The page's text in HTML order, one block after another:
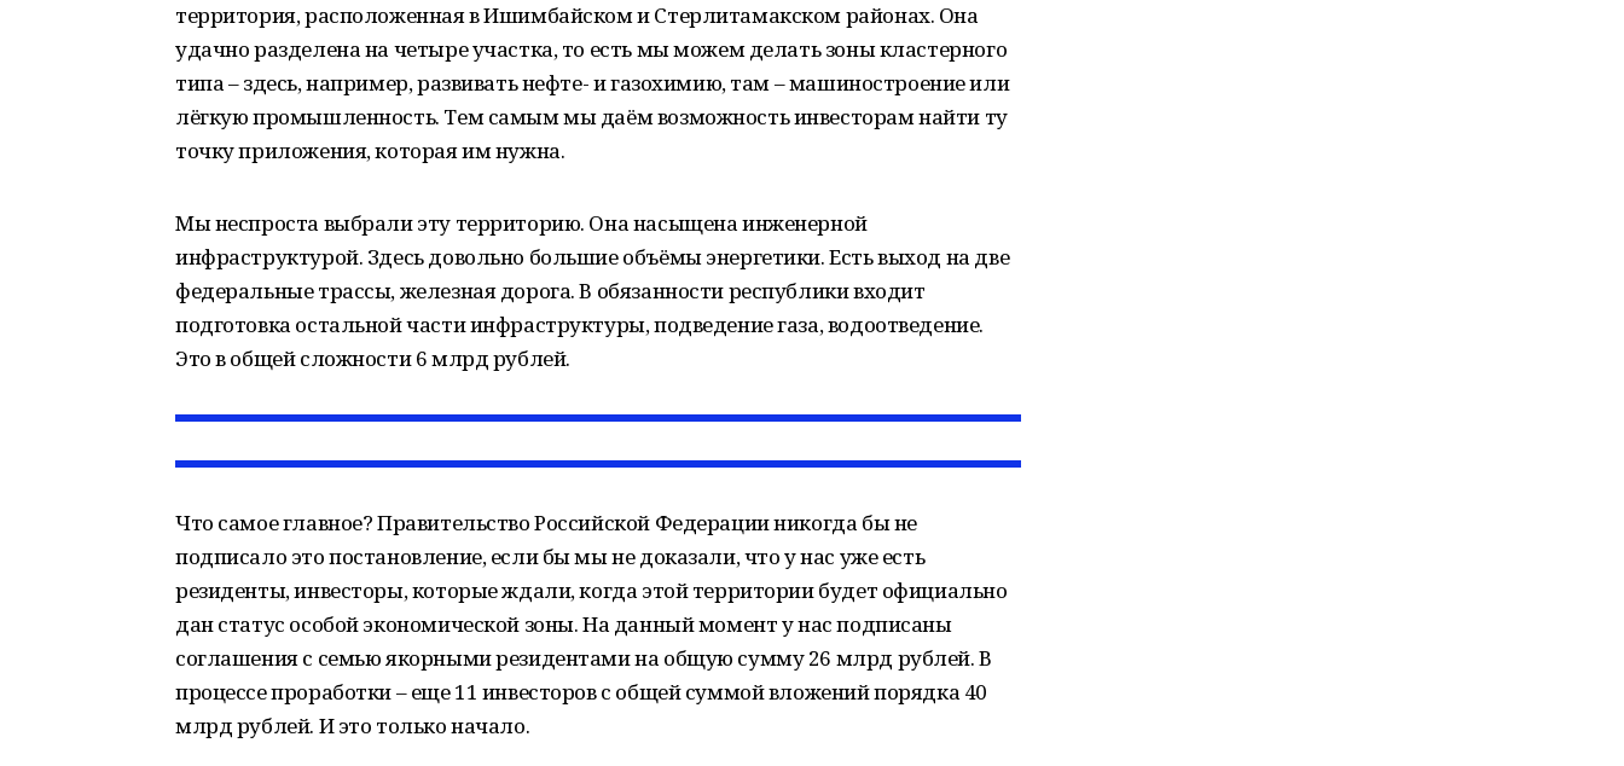
территория, расположенная в Ишимбайском и Стерлитамакском районах. Она
удачно разделена на четыре участка, то есть мы можем делать зоны кластерного
типа – здесь, например, развивать нефте- и газохимию, там – машиностроение или
лёгкую промышленность. Тем самым мы даём возможность инвесторам найти ту
точку приложения, которая им нужна.
Мы неспроста выбрали эту территорию. Она насыщена инженерной
инфраструктурой. Здесь довольно большие объёмы энергетики. Есть выход на две
федеральные трассы, железная дорога. В обязанности республики входит
подготовка остальной части инфраструктуры, подведение газа, водоотведение.
Это в общей сложности 6 млрд рублей.
Что самое главное? Правительство Российской Федерации никогда бы не
подписало это постановление, если бы мы не доказали, что у нас уже есть
резиденты, инвесторы, которые ждали, когда этой территории будет официально
дан статус особой экономической зоны. На данный момент у нас подписаны
соглашения с семью якорными резидентами на общую сумму 26 млрд рублей. В
процессе проработки – еще 11 инвесторов с общей суммой вложений порядка 40
млрд рублей. И это только начало.